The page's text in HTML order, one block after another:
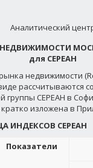
Аналитический
для СЕРЕАН
недвижимости
рассчитываются
СЕРЕАН в
изложена в
ИНДЕКСОВ СЕРЕАН
Показатели